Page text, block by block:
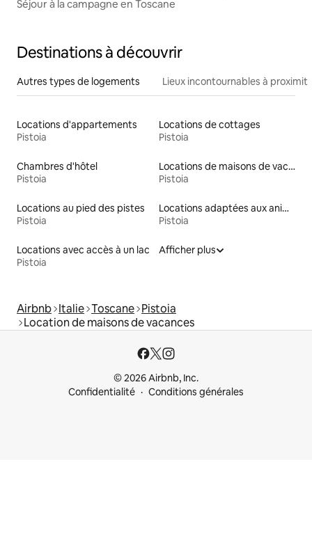
Séjour à la campagne en Toscane
Destinations à découvrir
Autres types de logements Lieux incontournables à
Locations d'appartements
Pistoia
Locations de cottages
Pistoia
Chambres d'hôtel
Pistoia
Locations de maisons de vacances
Pistoia
Locations au pied des pistes
Pistoia
Locations adaptées aux animaux
Pistoia
Locations avec accès à un lac
Pistoia
Afficher plus
Airbnb Italie Toscane Pistoia
Location de maisons de vacances
© 2026 Airbnb, Inc.
Confidentialité
Conditions générales